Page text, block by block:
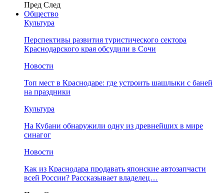
Пред След
Общество
Культура
Перспективы развития туристического сектора
Краснодарского края обсудили в Сочи
Новости
Топ мест в Краснодаре: где устроить шашлыки с баней
на праздники
Культура
На Кубани обнаружили одну из древнейших в мире
синагог
Новости
Как из Краснодара продавать японские автозапчасти
всей России? Рассказывает владелец…